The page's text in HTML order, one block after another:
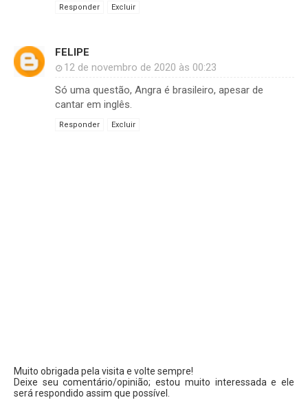
Responder Excluir
FELIPE
12 de novembro de 2020 às 00:23
Só uma questão, Angra é brasileiro, apesar de
cantar em inglês.
Responder Excluir
Muito obrigada pela visita e volte sempre!
Deixe seu comentário/opinião; estou muito interessada e ele
será respondido assim que possível.